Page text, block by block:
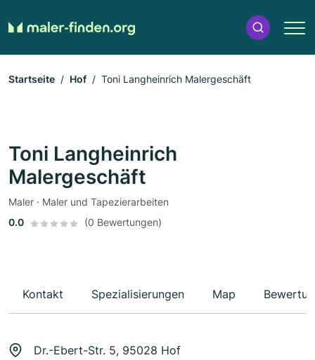
Startseite Hof Toni Langheinrich Malergeschäft
Toni Langheinrich
Malergeschäft
Maler · Maler und Tapezierarbeiten
0.0
(0 Bewertungen)
Kontakt Spezialisierungen Map
Dr.-Ebert-Str. 5, 95028 Hof